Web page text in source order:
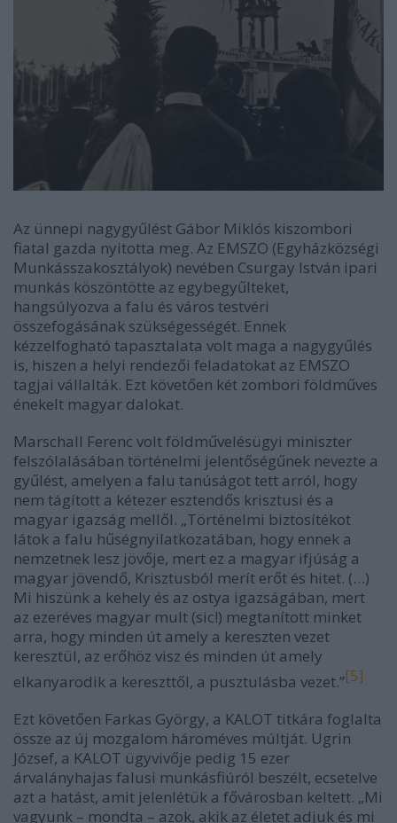
Az ünnepi nagygyűlést Gábor Miklós kiszombori
fiatal gazda nyitotta meg. Az EMSZO (Egyházközségi
Munkásszakosztályok) nevében Csurgay István ipari
munkás köszöntötte az egybegyűlteket,
hangsúlyozva a falu és város testvéri
összefogásának szükségességét. Ennek
kézzelfogható tapasztalata volt maga a nagygyűlés
is, hiszen a helyi rendezői feladatokat az EMSZO
tagjai vállalták. Ezt követően két zombori földműves
énekelt magyar dalokat.
Marschall Ferenc volt földművelésügyi miniszter
felszólalásában történelmi jelentőségűnek nevezte a
gyűlést, amelyen a falu tanúságot tett arról, hogy
nem tágított a kétezer esztendős krisztusi és a
magyar igazság mellől. „Történelmi biztosítékot
látok a falu hűségnyilatkozatában, hogy ennek a
nemzetnek lesz jövője, mert ez a magyar ifjúság a
magyar jövendő, Krisztusból merít erőt és hitet. (…)
Mi hiszünk a kehely és az ostya igazságában, mert
az ezeréves magyar mult (sic!) megtanított minket
arra, hogy minden út amely a kereszten vezet
keresztül, az erőhöz visz és minden út amely
elkanyarodik a kereszttől, a pusztulásba vezet.”[5]
Ezt követően Farkas György, a KALOT titkára foglalta
össze az új mozgalom hároméves múltját. Ugrin
József, a KALOT ügyvivője pedig 15 ezer
árvalányhajas falusi munkásfiúról beszélt, ecsetelve
azt a hatást, amit jelenlétük a fővárosban keltett. „Mi
vagyunk – mondta – azok, akik az életet adjuk és mi